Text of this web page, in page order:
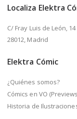
Localiza Elektra
C/ Fray Luis de León, 14
28012, Madrid
Elektra Cómic
¿Quiénes somos?
Cómics en VO
Historia de